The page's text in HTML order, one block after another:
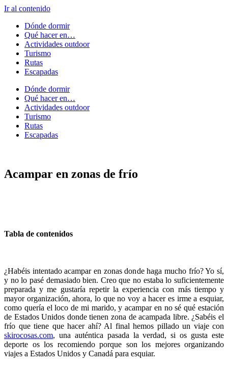
Ir al contenido
Dónde dormir
Qué hacer en…
Actividades outdoor
Turismo
Rutas
Escapadas
Dónde dormir
Qué hacer en…
Actividades outdoor
Turismo
Rutas
Escapadas
Acampar en zonas de frío
Tabla de contenidos
¿Habéis intentado acampar en zonas donde haga mucho frío? Yo sí,
y no lo pasé demasiado bien. Creo que no estaba lo suficientemente
preparada y me gustaría repetir la experiencia con más tiempo y
mayor organización, ahora, lo que no voy a hacer es irme a esquiar,
como quería el loco de mi marido, y acampar en no sé qué estación
de Estados Unidos donde tienen zona de acampada libre. ¿Sabéis el
frío que tiene que hacer ahí? Al final hemos pillado un viaje con
skirocosas.com, una auténtica pasada la verdad, si os gusta este
deporte os los recomiendo porque son los mejores organizando
viajes a Estados Unidos y Canadá para esquiar.